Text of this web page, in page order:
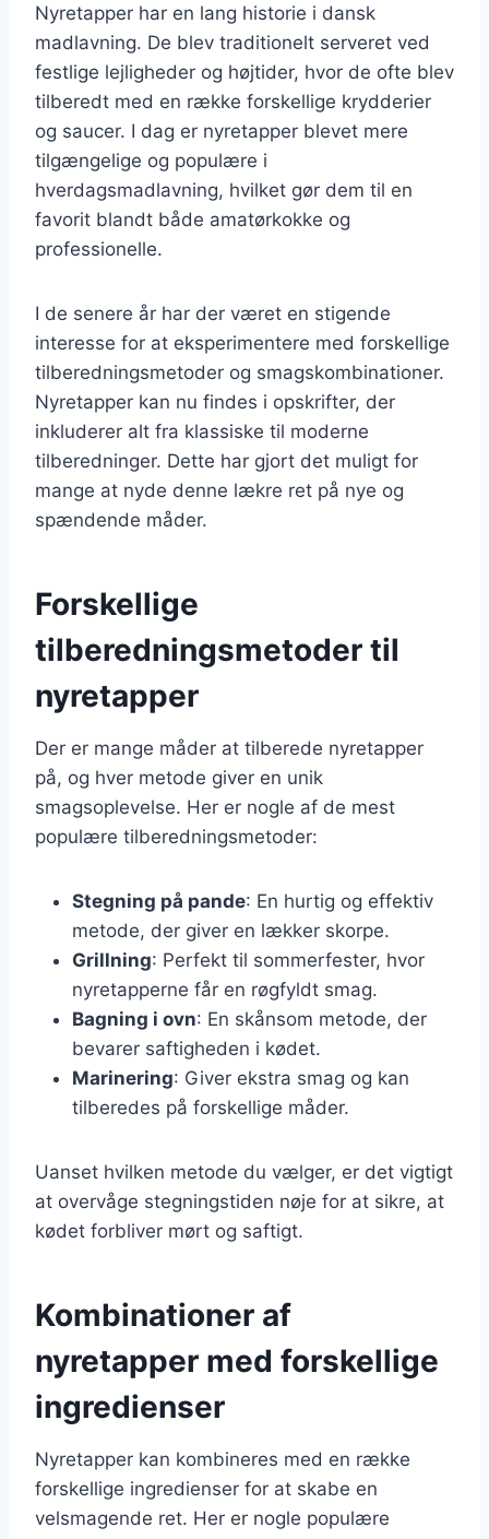
Nyretapper har en lang historie i dansk
madlavning. De blev traditionelt serveret ved
festlige lejligheder og højtider, hvor de ofte blev
tilberedt med en række forskellige krydderier
og saucer. I dag er nyretapper blevet mere
tilgængelige og populære i
hverdagsmadlavning, hvilket gør dem til en
favorit blandt både amatørkokke og
professionelle.
I de senere år har der været en stigende
interesse for at eksperimentere med forskellige
tilberedningsmetoder og smagskombinationer.
Nyretapper kan nu findes i opskrifter, der
inkluderer alt fra klassiske til moderne
tilberedninger. Dette har gjort det muligt for
mange at nyde denne lækre ret på nye og
spændende måder.
Forskellige
tilberedningsmetoder til
nyretapper
Der er mange måder at tilberede nyretapper
på, og hver metode giver en unik
smagsoplevelse. Her er nogle af de mest
populære tilberedningsmetoder:
Stegning på pande: En hurtig og effektiv
metode, der giver en lækker skorpe.
Grillning: Perfekt til sommerfester, hvor
nyretapperne får en røgfyldt smag.
Bagning i ovn: En skånsom metode, der
bevarer saftigheden i kødet.
Marinering: Giver ekstra smag og kan
tilberedes på forskellige måder.
Uanset hvilken metode du vælger, er det vigtigt
at overvåge stegningstiden nøje for at sikre, at
kødet forbliver mørt og saftigt.
Kombinationer af
nyretapper med forskellige
ingredienser
Nyretapper kan kombineres med en række
forskellige ingredienser for at skabe en
velsmagende ret. Her er nogle populære